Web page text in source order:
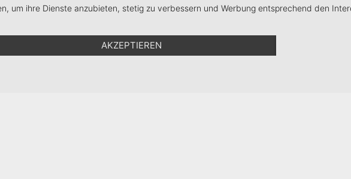
um ihre Dienste anzubieten, stetig zu verbessern und Werbung entsprechend den
AKZEPTIEREN